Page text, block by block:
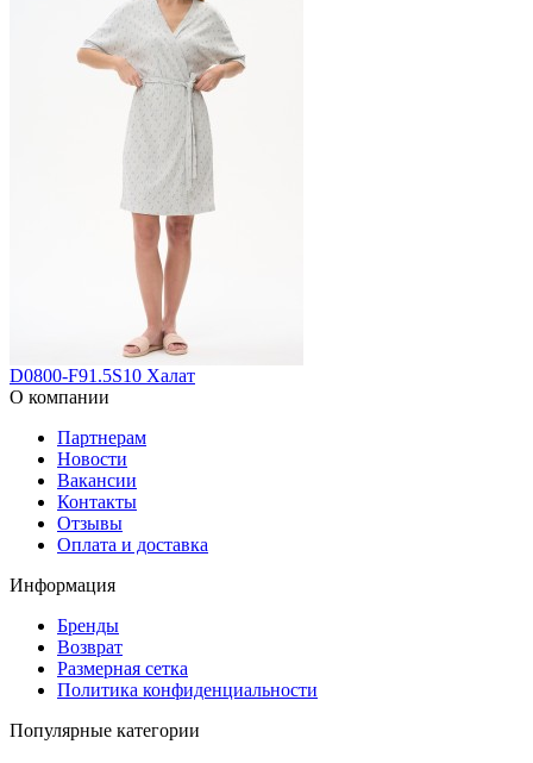
D0800-F91.5S10 Халат
О компании
Партнерам
Новости
Вакансии
Контакты
Отзывы
Оплата и доставка
Информация
Бренды
Возврат
Размерная сетка
Политика конфиденциальности
Популярные категории